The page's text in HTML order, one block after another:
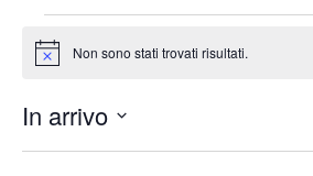
Eventi
Notice Non sono stati trovati risultati.
In arrivo
Seleziona